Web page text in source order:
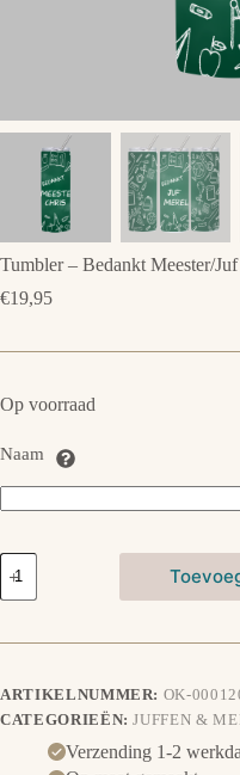
Tumbler – Bedankt Meester/Juf
€19,95
Op voorraad
Naam
Tumbler
Bedankt
aantal
ARTIKELNUMMER: OK-
CATEGORIEËN:JUFFEN &
Verzending 1-2